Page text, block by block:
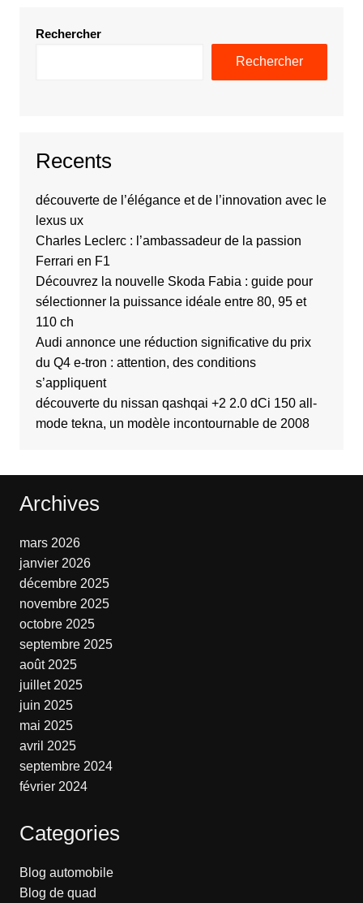
Rechercher
Rechercher
Recents
découverte de l’élégance et de l’innovation avec le
lexus ux
Charles Leclerc : l’ambassadeur de la passion
Ferrari en F1
Découvrez la nouvelle Skoda Fabia : guide pour
sélectionner la puissance idéale entre 80, 95 et
110 ch
Audi annonce une réduction significative du prix
du Q4 e-tron : attention, des conditions
s’appliquent
découverte du nissan qashqai +2 2.0 dCi 150 all-
mode tekna, un modèle incontournable de 2008
Archives
mars 2026
janvier 2026
décembre 2025
novembre 2025
octobre 2025
septembre 2025
août 2025
juillet 2025
juin 2025
mai 2025
avril 2025
septembre 2024
février 2024
Categories
Blog automobile
Blog de quad